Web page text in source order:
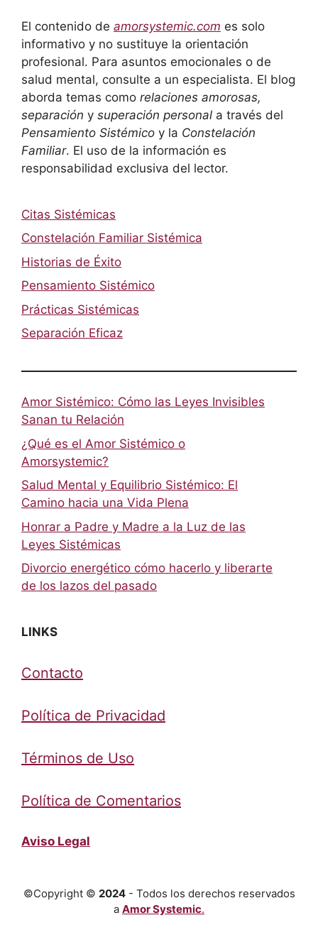
El contenido de amorsystemic.com es solo
informativo y no sustituye la orientación
profesional. Para asuntos emocionales o de
salud mental, consulte a un especialista. El blog
aborda temas como relaciones amorosas,
separación y superación personal a través del
Pensamiento Sistémico y la Constelación
Familiar. El uso de la información es
responsabilidad exclusiva del lector.
Citas Sistémicas
Constelación Familiar Sistémica
Historias de Éxito
Pensamiento Sistémico
Prácticas Sistémicas
Separación Eficaz
Amor Sistémico: Cómo las Leyes Invisibles
Sanan tu Relación
¿Qué es el Amor Sistémico o
Amorsystemic?
Salud Mental y Equilibrio Sistémico: El
Camino hacia una Vida Plena
Honrar a Padre y Madre a la Luz de las
Leyes Sistémicas
Divorcio energético cómo hacerlo y liberarte
de los lazos del pasado
LINKS
Contacto
Política de Privacidad
Términos de Uso
Política de Comentarios
Aviso Legal
©Copyright © 2024- Todos los derechos reservados
a Amor Systemic.